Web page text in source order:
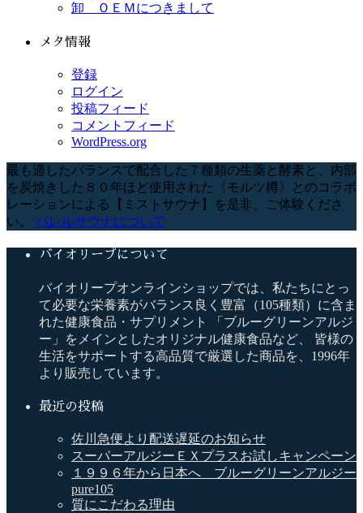
卸 ＯＥＭにつきまして
メタ情報
登録
ログイン
投稿フィード
コメントフィード
WordPress.org
最も適したバランスで配合した７種類の生薬と酵素と、内部
を炭焼きした８０年ほど使用された〈モルツ樽〉とのコラボ
レーションによる【ミストサウナ】を是非、ご体験くださ
い。
バレルサウナについて
バイオリープについて
バイオリープオンラインショップでは、私たちにとっ
て必要な栄養素がバランス良く豊富（105種類）に含ま
れた健康食品・サプリメント 「ブルーグリーンアルジ
ー」をメインとしたオリジナル健康食品など、 皆様の
生活をサポートする高品質で厳選した商品を、1996年
より販売しています。
最近の投稿
佐川急便より配送遅延のお知らせ
スーパーアルジーＥＸプラスお試しキャンペーン
１９９６年から日本へ ブルーグリーンアルジー
pure105
質にこだわる理由